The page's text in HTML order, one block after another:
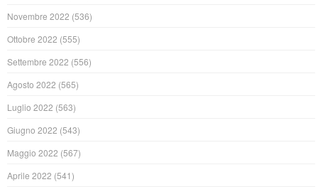
Novembre 2022 (536)
Ottobre 2022 (555)
Settembre 2022 (556)
Agosto 2022 (565)
Luglio 2022 (563)
Giugno 2022 (543)
Maggio 2022 (567)
Aprile 2022 (541)